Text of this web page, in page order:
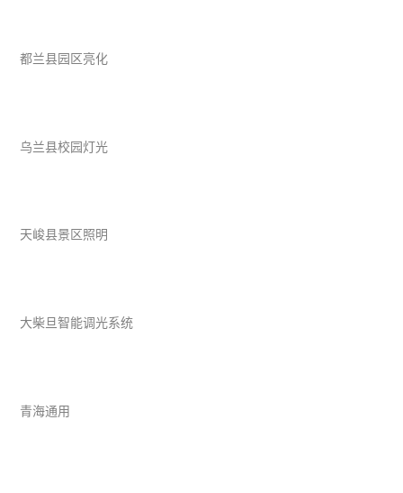
都兰县园区亮化
乌兰县校园灯光
天峻县景区照明
大柴旦智能调光系统
青海通用